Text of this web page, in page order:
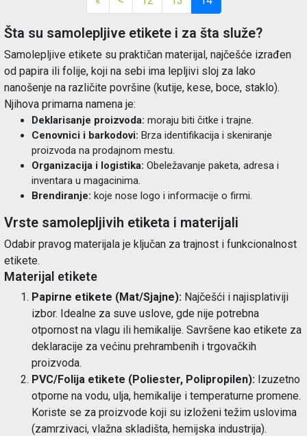
Šta su samolepljive etikete i za šta služe?
Samolepljive etikete su praktičan materijal, najčešće izrađen
od papira ili folije, koji na sebi ima lepljivi sloj za lako
nanošenje na različite površine (kutije, kese, boce, staklo).
Njihova primarna namena je:
Deklarisanje proizvoda: moraju biti čitke i trajne.
Cenovnici i barkodovi: Brza identifikacija i skeniranje
proizvoda na prodajnom mestu.
Organizacija i logistika: Obeležavanje paketa, adresa i
inventara u magacinima.
Brendiranje: koje nose logo i informacije o firmi.
Vrste samolepljivih etiketa i materijali
Odabir pravog materijala je ključan za trajnost i funkcionalnost
etikete.
Materijal etikete
Papirne etikete (Mat/Sjajne): Najčešći i najisplativiji
izbor. Idealne za suve uslove, gde nije potrebna
otpornost na vlagu ili hemikalije. Savršene kao etikete za
deklaracije za većinu prehrambenih i trgovačkih
proizvoda.
PVC/Folija etikete (Poliester, Polipropilen): Izuzetno
otporne na vodu, ulja, hemikalije i temperaturne promene.
Koriste se za proizvode koji su izloženi težim uslovima
(zamrzivaci, vlažna skladišta, hemijska industrija).